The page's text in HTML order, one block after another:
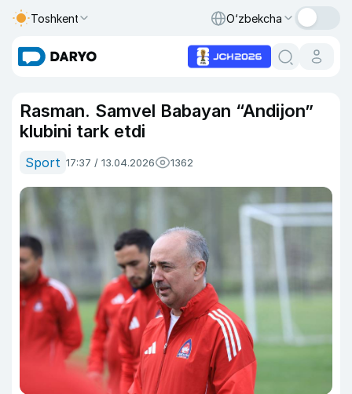
Toshkent O‘zbekcha
Rasman. Samvel Babayan “Andijon”
klubini tark etdi
Sport 17:37 / 13.04.2026 1362